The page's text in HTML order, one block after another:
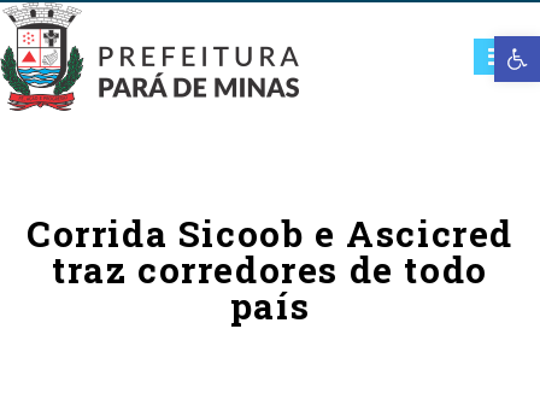
Corrida Sicoob e Ascicred
traz corredores de todo
país